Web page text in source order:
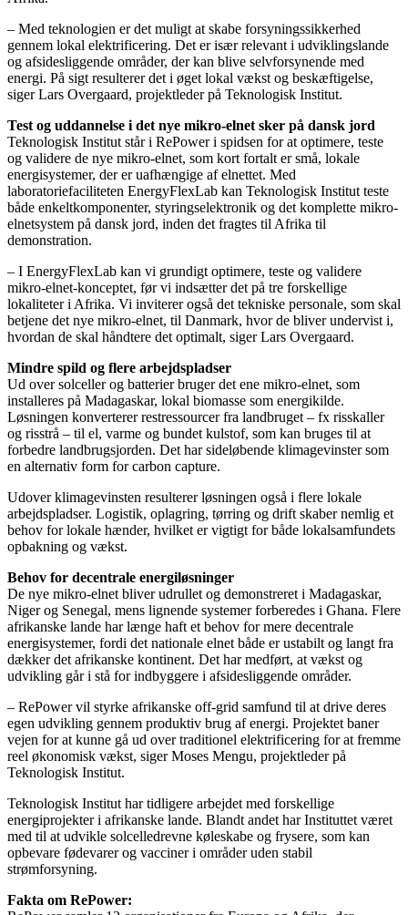
– Med teknologien er det muligt at skabe forsyningssikkerhed
gennem lokal elektrificering. Det er især relevant i udviklingslande
og afsidesliggende områder, der kan blive selvforsynende med
energi. På sigt resulterer det i øget lokal vækst og beskæftigelse,
siger Lars Overgaard, projektleder på Teknologisk Institut.
Test og uddannelse i det nye mikro-elnet sker på dansk jord
Teknologisk Institut står i RePower i spidsen for at optimere, teste
og validere de nye mikro-elnet, som kort fortalt er små, lokale
energisystemer, der er uafhængige af elnettet. Med
laboratoriefaciliteten EnergyFlexLab kan Teknologisk Institut teste
både enkeltkomponenter, styringselektronik og det komplette mikro-
elnetsystem på dansk jord, inden det fragtes til Afrika til
demonstration.
– I EnergyFlexLab kan vi grundigt optimere, teste og validere
mikro-elnet-konceptet, før vi indsætter det på tre forskellige
lokaliteter i Afrika. Vi inviterer også det tekniske personale, som skal
betjene det nye mikro-elnet, til Danmark, hvor de bliver undervist i,
hvordan de skal håndtere det optimalt, siger Lars Overgaard.
Mindre spild og flere arbejdspladser
Ud over solceller og batterier bruger det ene mikro-elnet, som
installeres på Madagaskar, lokal biomasse som energikilde.
Løsningen konverterer restressourcer fra landbruget – fx risskaller
og risstrå – til el, varme og bundet kulstof, som kan bruges til at
forbedre landbrugsjorden. Det har sideløbende klimagevinster som
en alternativ form for carbon capture.
Udover klimagevinsten resulterer løsningen også i flere lokale
arbejdspladser. Logistik, oplagring, tørring og drift skaber nemlig et
behov for lokale hænder, hvilket er vigtigt for både lokalsamfundets
opbakning og vækst.
Behov for decentrale energiløsninger
De nye mikro-elnet bliver udrullet og demonstreret i Madagaskar,
Niger og Senegal, mens lignende systemer forberedes i Ghana. Flere
afrikanske lande har længe haft et behov for mere decentrale
energisystemer, fordi det nationale elnet både er ustabilt og langt fra
dækker det afrikanske kontinent. Det har medført, at vækst og
udvikling går i stå for indbyggere i afsidesliggende områder.
– RePower vil styrke afrikanske off-grid samfund til at drive deres
egen udvikling gennem produktiv brug af energi. Projektet baner
vejen for at kunne gå ud over traditionel elektrificering for at fremme
reel økonomisk vækst, siger Moses Mengu, projektleder på
Teknologisk Institut.
Teknologisk Institut har tidligere arbejdet med forskellige
energiprojekter i afrikanske lande. Blandt andet har Instituttet været
med til at udvikle solcelledrevne køleskabe og frysere, som kan
opbevare fødevarer og vacciner i områder uden stabil
strømforsyning.
Fakta om RePower: